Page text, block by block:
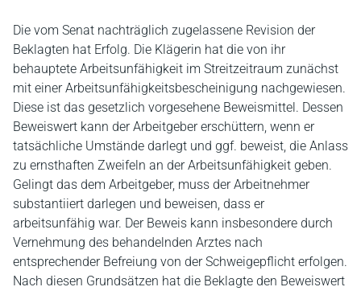
Die vom Senat nachträglich zugelassene Revision der
Beklagten hat Erfolg. Die Klägerin hat die von ihr
behauptete Arbeitsunfähigkeit im Streitzeitraum zunächst
mit einer Arbeitsunfähigkeitsbescheinigung nachgewiesen.
Diese ist das gesetzlich vorgesehene Beweismittel. Dessen
Beweiswert kann der Arbeitgeber erschüttern, wenn er
tatsächliche Umstände darlegt und ggf. beweist, die Anlass
zu ernsthaften Zweifeln an der Arbeitsunfähigkeit geben.
Gelingt das dem Arbeitgeber, muss der Arbeitnehmer
substantiiert darlegen und beweisen, dass er
arbeitsunfähig war. Der Beweis kann insbesondere durch
Vernehmung des behandelnden Arztes nach
entsprechender Befreiung von der Schweigepflicht erfolgen.
Nach diesen Grundsätzen hat die Beklagte den Beweiswert